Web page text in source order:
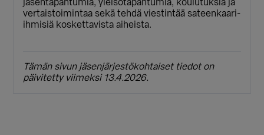
jäsentapahtumia, yleisötapahtumia, koulutuksia ja
vertaistoimintaa sekä tehdä viestintää sateenkaari-
ihmisiä koskettavista aiheista.
Tämän sivun jäsenjärjestökohtaiset tiedot on
päivitetty viimeksi 13.4.2026.